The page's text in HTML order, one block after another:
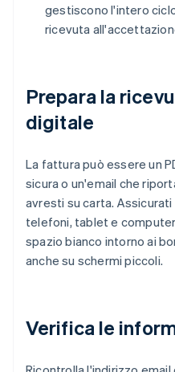
gestiscono l'intero
ricevuta
Prepara la
digitale
La fattura può essere un
sicura o un'email che
avresti su carta.
telefoni, tablet e
spazio bianco intorno ai
anche su schermi piccoli.
Verifica le